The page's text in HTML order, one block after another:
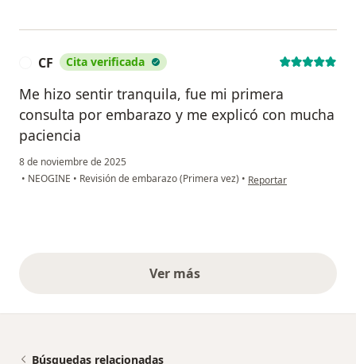
CF Cita verificada
Me hizo sentir tranquila, fue mi primera
consulta por embarazo y me explicó con mucha
paciencia
8 de noviembre de 2025
• NEOGINE • Revisión de embarazo (Primera vez) • en opinión del usuario
Reportar
Ver másopiniones anteriores
Búsquedas relacionadas